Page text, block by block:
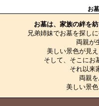
お
お墓は、家族の絆を
兄弟姉妹でお墓を探し
両親が
美しい景色が見
そして、そこにお
それ以来
両親
美しい景色